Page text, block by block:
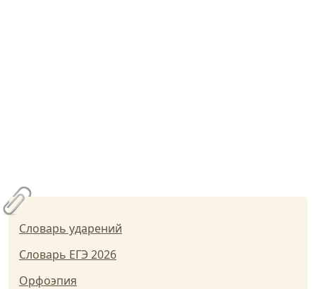
Словарь ударений
Словарь ЕГЭ 2026
Орфоэпия